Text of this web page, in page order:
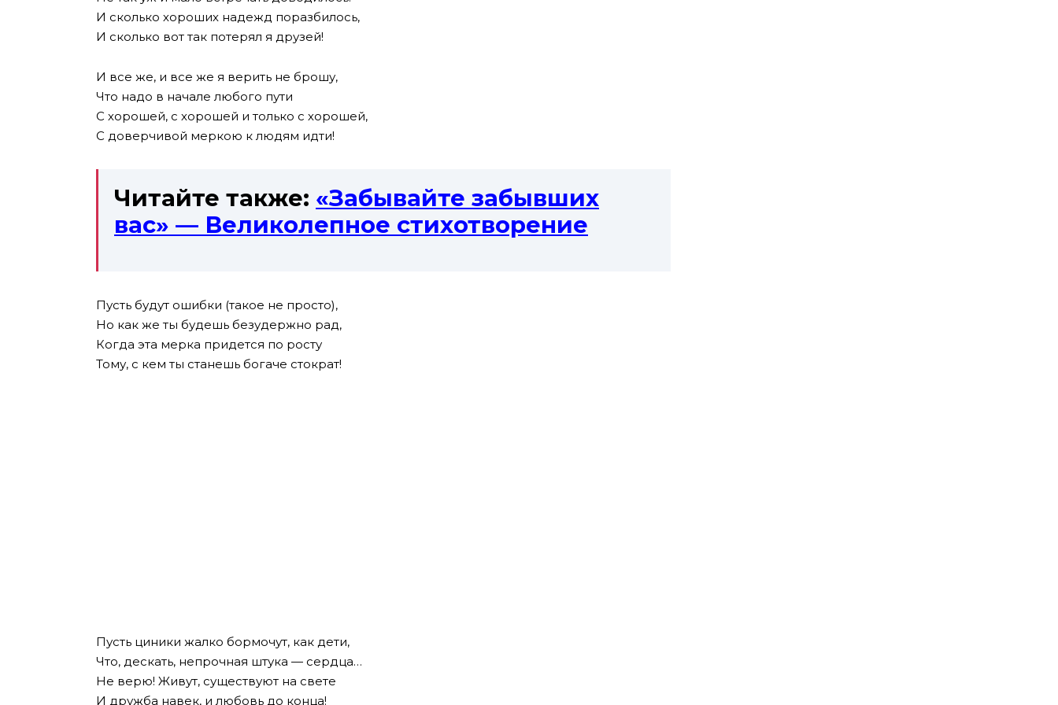
И сколько хороших надежд поразбилось,
И сколько вот так потерял я друзей!
И все же, и все же я верить не брошу,
Что надо в начале любого пути
С хорошей, с хорошей и только с хорошей,
С доверчивой меркою к людям идти!
Читайте также: «Забывайте забывших
вас» — Великолепное стихотворение
Пусть будут ошибки (такое не просто),
Но как же ты будешь безудержно рад,
Когда эта мерка придется по росту
Тому, с кем ты станешь богаче стократ!
Пусть циники жалко бормочут, как дети,
Что, дескать, непрочная штука — сердца…
Не верю! Живут, существуют на свете
И дружба навек, и любовь до конца!